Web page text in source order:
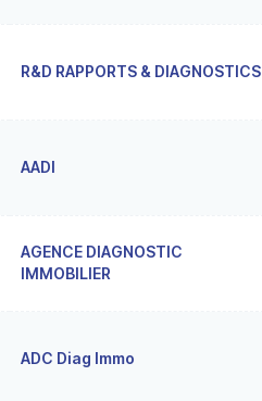
R&D RAPPORTS & DIAGNOSTICS
AADI
AGENCE DIAGNOSTIC
IMMOBILIER
ADC Diag Immo